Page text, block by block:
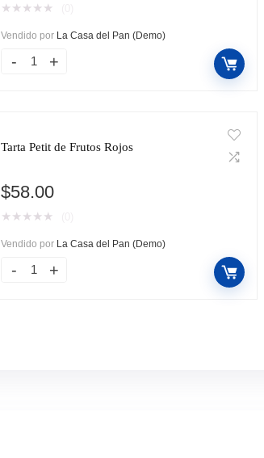
★ ★ ★ ★ ★
Vendido por La Casa del Pan (Demo)
Tarta Petit de Frutos Rojos
$58.00
★ ★ ★ ★ ★
Vendido por La Casa del Pan (Demo)